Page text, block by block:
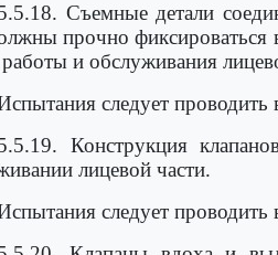
Съемные детали
прочно фиксироваться
и обслуживания
следует
Конструкция
лицевой части.
следует